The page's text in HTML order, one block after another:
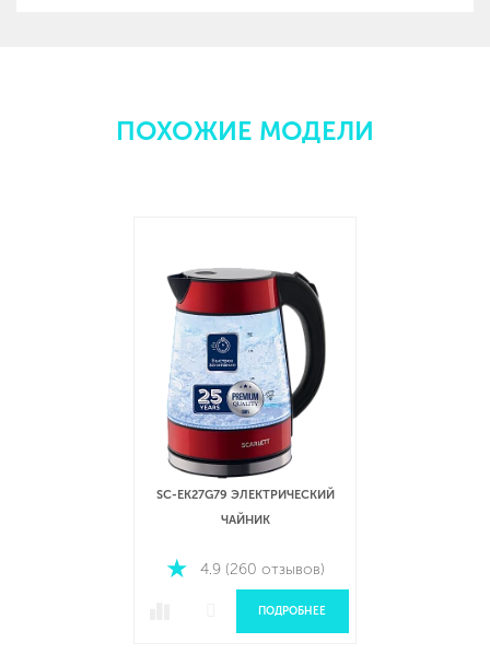
ПОХОЖИЕ МОДЕЛИ
SC-EK27G79 ЭЛЕКТРИЧЕСКИЙ
ЧАЙНИК
4.9 (260 отзывов)
ПОДРОБНЕЕ